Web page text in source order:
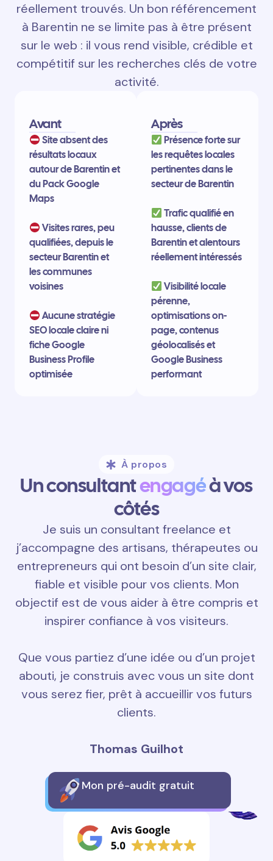
réellement trouvés. Un bon référencement
à Barentin ne se limite pas à être présent
sur le web : il vous rend visible, crédible et
compétitif sur les recherches clés de votre
activité.
Avant
Site absent des
résultats locaux
autour de Barentin et
du Pack Google
Maps
Visites rares, peu
qualifiées, depuis le
secteur Barentin et
les communes
voisines
Aucune stratégie
SEO locale claire ni
fiche Google
Business Profile
optimisée
Après
Présence forte sur
les requêtes locales
pertinentes dans le
secteur de Barentin
Trafic qualifié en
hausse, clients de
Barentin et alentours
réellement intéressés
Visibilité locale
pérenne,
optimisations on-
page, contenus
géolocalisés et
Google Business
performant
À propos
Un consultantengagéà vos
côtés
Je suis un consultant freelance et
j’accompagne des artisans, thérapeutes ou
entrepreneurs qui ont besoin d’un site clair,
fiable et visible pour vos clients. Mon
objectif est de vous aider à être compris et
inspirer confiance à vos visiteurs.
Que vous partiez d’une idée ou d’un projet
abouti, je construis avec vous un site dont
vous serez fier, prêt à accueillir vos futurs
clients.
Thomas Guilhot
Mon pré-audit gratuit